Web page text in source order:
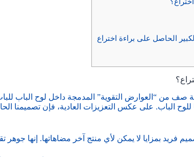
الحاصل على براءة اختراع
صف من “العوارض التقوية” المدمجة داخل لوح الباب
للوح الباب. على عكس التعزيزات العادية، فإن تصميمنا
بمزايا لا يمكن لأي منتج آخر مضاهاتها. إنها جوهر